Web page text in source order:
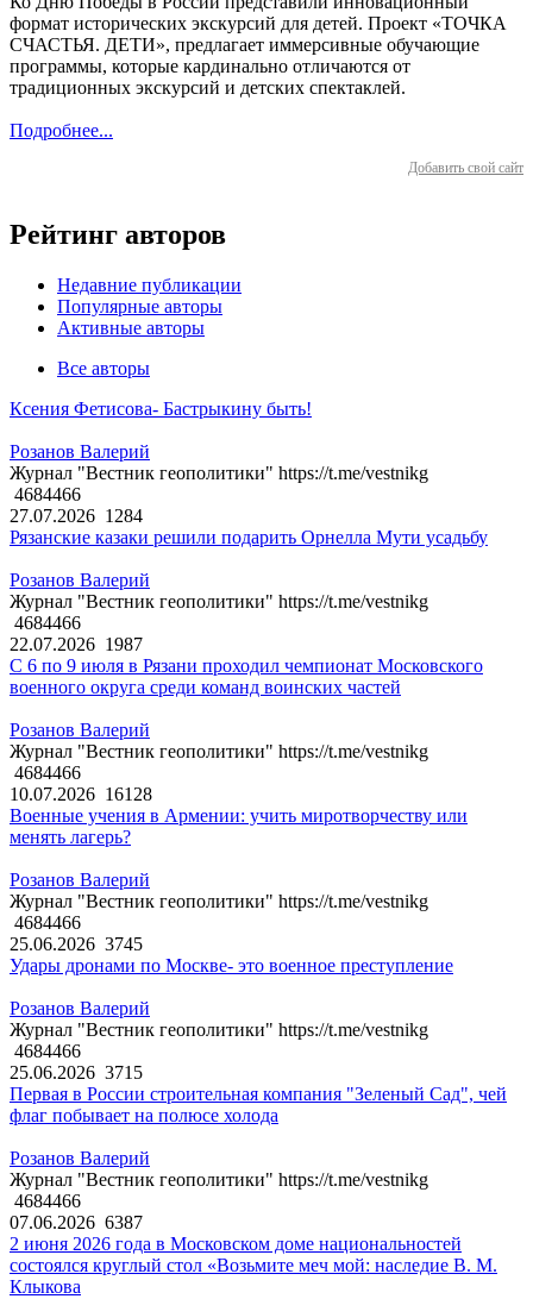
формат исторических экскурсий для детей. Проект «ТОЧКА
СЧАСТЬЯ. ДЕТИ», предлагает иммерсивные обучающие
программы, которые кардинально отличаются от
традиционных экскурсий и детских спектаклей.
Подробнее...
Добавить свой сайт
Рейтинг авторов
Недавние публикации
Популярные авторы
Активные авторы
Все авторы
Ксения Фетисова- Бастрыкину быть!
Розанов Валерий
Журнал "Вестник геополитики" https://t.me/vestnikg
4684466
27.07.2026 1284
Рязанские казаки решили подарить Орнелла Мути усадьбу
Розанов Валерий
Журнал "Вестник геополитики" https://t.me/vestnikg
4684466
22.07.2026 1987
С 6 по 9 июля в Рязани проходил чемпионат Московского
военного округа среди команд воинских частей
Розанов Валерий
Журнал "Вестник геополитики" https://t.me/vestnikg
4684466
10.07.2026 16128
Военные учения в Армении: учить миротворчеству или
менять лагерь?
Розанов Валерий
Журнал "Вестник геополитики" https://t.me/vestnikg
4684466
25.06.2026 3745
Удары дронами по Москве- это военное преступление
Розанов Валерий
Журнал "Вестник геополитики" https://t.me/vestnikg
4684466
25.06.2026 3715
Первая в России строительная компания "Зеленый Сад", чей
флаг побывает на полюсе холода
Розанов Валерий
Журнал "Вестник геополитики" https://t.me/vestnikg
4684466
07.06.2026 6387
2 июня 2026 года в Московском доме национальностей
состоялся круглый стол «Возьмите меч мой: наследие В. М.
Клыкова